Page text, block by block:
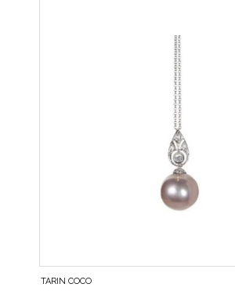
TARIN COCO